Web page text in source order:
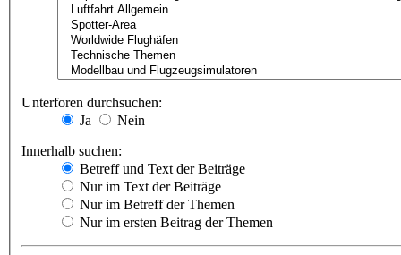
Unterforen durchsuchen:
Ja
Nein
Innerhalb suchen:
Betreff und Text der Beiträge
Nur im Text der Beiträge
Nur im Betreff der Themen
Nur im ersten Beitrag der Themen